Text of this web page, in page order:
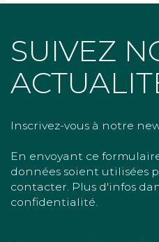
SUIVEZ
Inscrivez-vous à notre
En envoyant ce
données soient utilisées
contacter. Plus d'infos
confidentialité.